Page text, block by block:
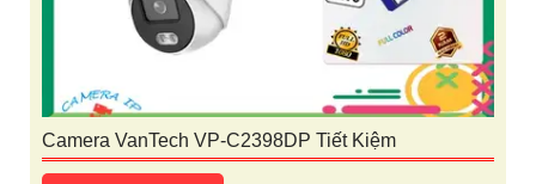
Camera VanTech VP-C2398DP Tiết Kiệm